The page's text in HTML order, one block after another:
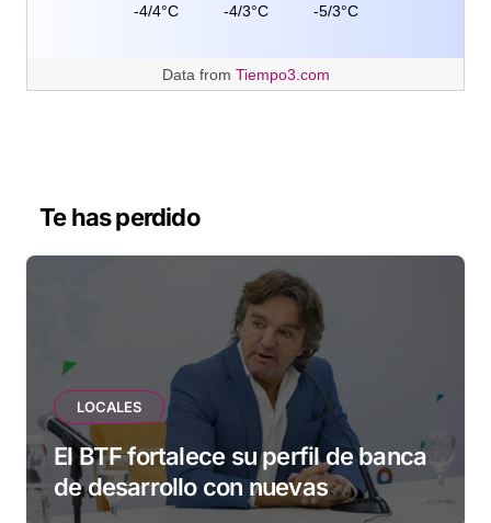
-4/4°C -4/3°C -5/3°C
Data from Tiempo3.com
Te has perdido
LOCALES
El BTF fortalece su perfil de banca
de desarrollo con nuevas